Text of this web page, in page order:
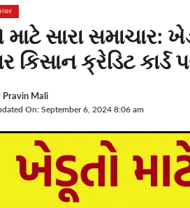
માટે સારા સમાચાર:
કિસાન ક્રેડિટ કાર્ડ
Pravin Mali
On: September 6, 2024 8:06 am